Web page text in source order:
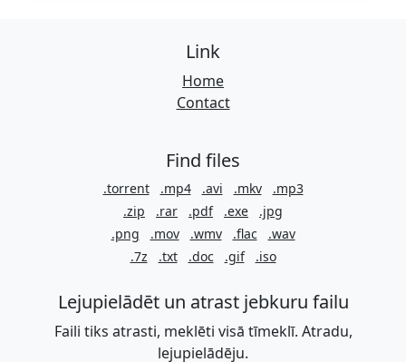
Link
Home
Contact
Find files
.torrent .mp4 .avi .mkv
.mp3
.zip
.rar .pdf .exe
.jpg
.png
.mov .wmv .flac
.wav
.7z
.txt .doc .gif .iso
Lejupielādēt un atrast jebkuru failu
Faili tiks atrasti, meklēti visā tīmeklī. Atradu,
lejupielādēju.